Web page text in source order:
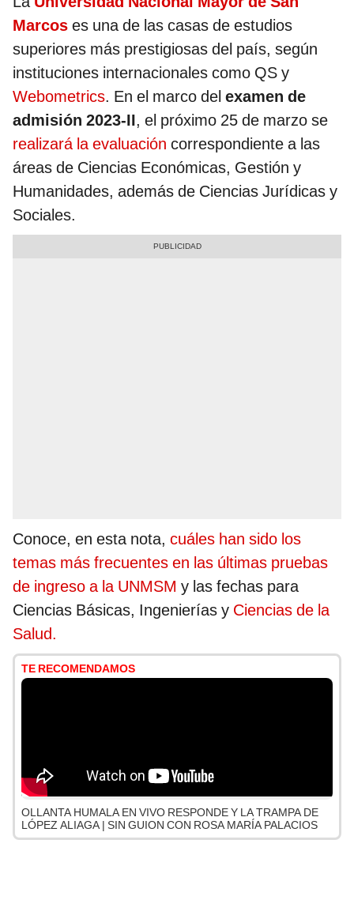
Marcos es una de las casas de estudios
superiores más prestigiosas del país, según
instituciones internacionales como QS y
Webometrics. En el marco del examen de
admisión 2023-II, el próximo 25 de marzo se
realizará la evaluación correspondiente a las
áreas de Ciencias Económicas, Gestión y
Humanidades, además de Ciencias Jurídicas y
Sociales.
Conoce, en esta nota, cuáles han sido los
temas más frecuentes en las últimas pruebas
de ingreso a la UNMSM y las fechas para
Ciencias Básicas, Ingenierías y Ciencias de la
Salud.
TE RECOMENDAMOS
OLLANTA HUMALA EN VIVO RESPONDE Y LA TRAMPA DE
LÓPEZ ALIAGA | SIN GUION CON ROSA MARÍA PALACIOS